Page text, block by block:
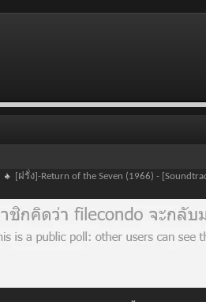
[ฝรั่ง]-Return of the Seven (1966) -